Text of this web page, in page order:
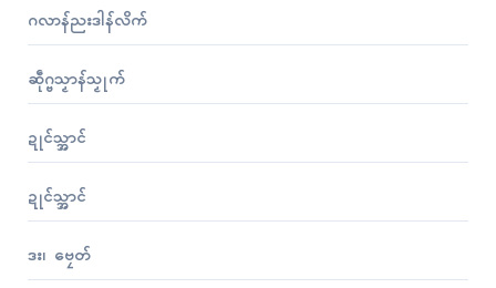
ဂလာန်ညးဒါန်လိက်
ဆဵုဂ္ဗသၟာန်သၟုက်
ဍုၚ်သ္အာၚ်
ဍုၚ်သ္အာၚ်
ဒး၊ ဗၠေတ်